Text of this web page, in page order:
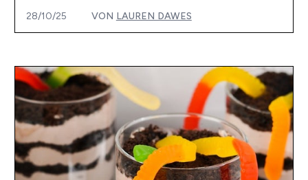
28/10/25 VON LAUREN DAWES